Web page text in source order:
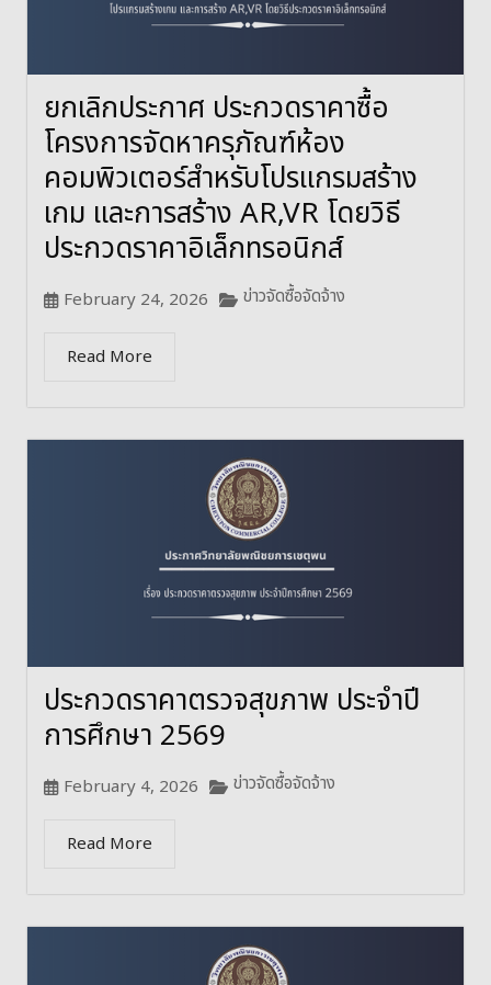
ยกเลิกประกาศ ประกวดราคาซื้อ
โครงการจัดหาครุภัณฑ์ห้อง
คอมพิวเตอร์สำหรับโปรแกรมสร้าง
เกม และการสร้าง AR,VR โดยวิธี
ประกวดราคาอิเล็กทรอนิกส์
February 24, 2026 ข่าวจัดซื้อจัดจ้าง
Read More
ประกวดราคาตรวจสุขภาพ ประจำปี
การศึกษา 2569
February 4, 2026 ข่าวจัดซื้อจัดจ้าง
Read More